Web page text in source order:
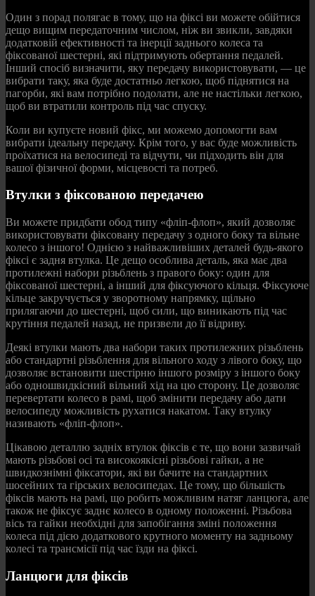
Один з порад полягає в тому, що на фіксі ви можете обійтися
дещо вищим передаточним числом, ніж ви звикли, завдяки
додатковій ефективності та інерції заднього колеса та
фіксованої шестерні, які підтримують обертання педалей.
Інший спосіб визначити, яку передачу використовувати, — це
вибрати таку, яка буде достатньо легкою, щоб піднятися на
пагорби, які вам потрібно подолати, але не настільки легкою,
щоб ви втратили контроль під час спуску.
Коли ви купуєте новий фікс, ми можемо допомогти вам
вибрати ідеальну передачу. Крім того, у вас буде можливість
проїхатися на велосипеді та відчути, чи підходить він для
вашої фізичної форми, місцевості та потреб.
Втулки з фіксованою передачею
Ви можете придбати обод типу «фліп-флоп», який дозволяє
використовувати фіксовану передачу з одного боку та вільне
колесо з іншого! Однією з найважливіших деталей будь-якого
фіксі є задня втулка. Це дещо особлива деталь, яка має два
протилежні набори різьблень з правого боку: один для
фіксованої шестерні, а інший для фіксуючого кільця. Фіксуюче
кільце закручується у зворотному напрямку, щільно
прилягаючи до шестерні, щоб сили, що виникають під час
крутіння педалей назад, не призвели до її відриву.
Деякі втулки мають два набори таких протилежних різьблень
або стандартні різьблення для вільного ходу з лівого боку, що
дозволяє встановити шестірню іншого розміру з іншого боку
або одношвидкісний вільний хід на цю сторону. Це дозволяє
перевертати колесо в рамі, щоб змінити передачу або дати
велосипеду можливість рухатися накатом. Таку втулку
називають «фліп-флоп».
Цікавою деталлю задніх втулок фіксів є те, що вони зазвичай
мають різьбові осі та високоякісні різьбові гайки, а не
швидкознімні фіксатори, які ви бачите на стандартних
шосейних та гірських велосипедах. Це тому, що більшість
фіксів мають на рамі, що робить можливим натяг ланцюга, але
також не фіксує заднє колесо в одному положенні. Різьбова
вісь та гайки необхідні для запобігання зміні положення
колеса під дією додаткового крутного моменту на задньому
колесі та трансмісії під час їзди на фіксі.
Ланцюги для фіксів